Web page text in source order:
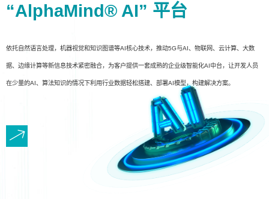
“AlphaMind® AI” 平台
依托自然语言处理，机器视觉和知识图谱等AI核心技术，推动5G与AI、物联网、云计算、大数
据、边缘计算等新信息技术紧密融合，为客户提供一套成熟的企业级智能化AI中台，让开发人员
在少量的AI、算法知识的情况下利用行业数据轻松搭建、部署AI模型，构建解决方案。